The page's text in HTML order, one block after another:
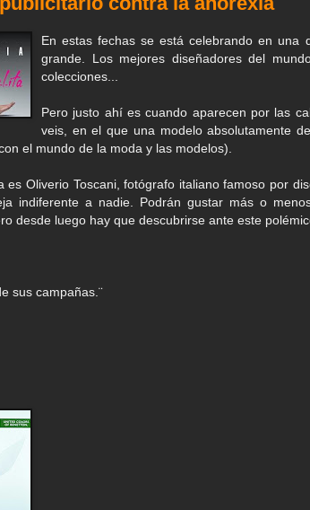
En estas fechas se está celebrando en una
grande. Los mejores diseñadores del
colecciones...
Pero justo ahí es cuando aparecen por las
veis, en el que una modelo absolutamente
el mundo de la moda y las modelos).
es Oliverio Toscani, fotógrafo italiano famoso por
indiferente a nadie. Podrán gustar más o
desde luego hay que descubrirse ante este
sus campañas.¨